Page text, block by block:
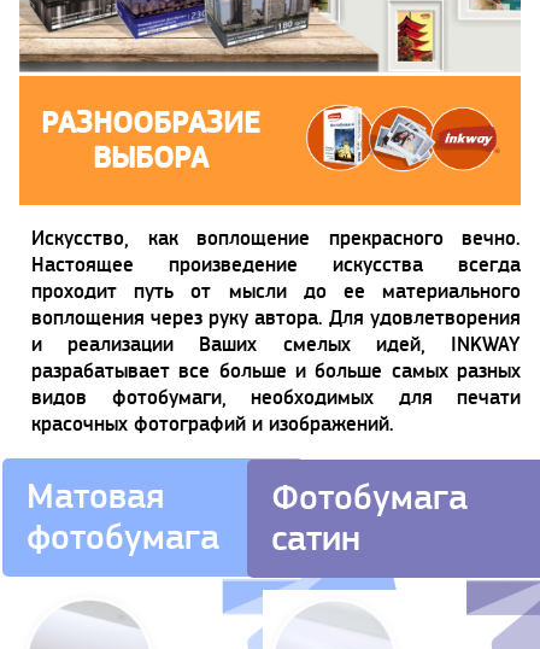
РАЗНООБРАЗИЕ
ВЫБОРА
Искусство, как воплощение прекрасного вечно.
Настоящее произведение искусства всегда
проходит путь от мысли до ее материального
воплощения через руку автора. Для удовлетворения
и реализации Ваших смелых идей, INKWAY
разрабатывает все больше и больше самых разных
видов фотобумаги, необходимых для печати
красочных фотографий и изображений.
Матовая
фотобумага
Фотобумага
сатин